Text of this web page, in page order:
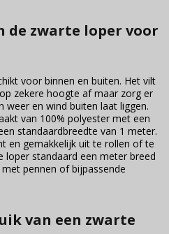
de zwarte loper voor
voor binnen en buiten. Het vilt
zekere hoogte af maar zorg er
en wind buiten laat liggen.
van 100% polyester met een
standaardbreedte van 1 meter.
en gemakkelijk uit te rollen of te
loper standaard een meter breed
pennen of bijpassende
van een zwarte